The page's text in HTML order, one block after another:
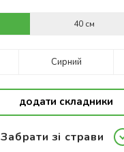
40 см
Сирний
додати складники
Забрати зі страви